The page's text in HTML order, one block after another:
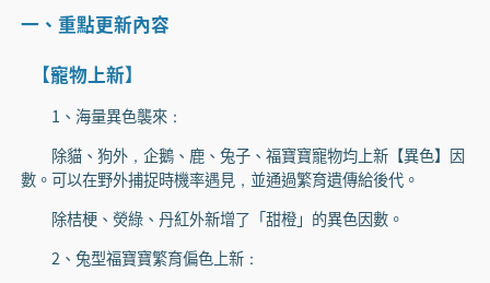
一、重點更新內容
【寵物上新】
1、海量異色襲來：
除貓、狗外，企鵝、鹿、兔子、福寶寶寵物均上新【異色】因
數。可以在野外捕捉時機率遇見，並通過繁育遺傳給後代。
除桔梗、熒綠、丹紅外新增了「甜橙」的異色因數。
2、兔型福寶寶繁育偏色上新：